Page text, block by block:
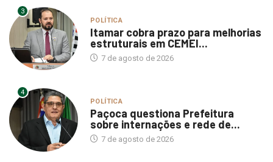
3
POLÍTICA
Itamar cobra prazo para melhorias
estruturais em CEMEI...
7 de agosto de 2026
4
POLÍTICA
Paçoca questiona Prefeitura
sobre internações e rede de...
7 de agosto de 2026